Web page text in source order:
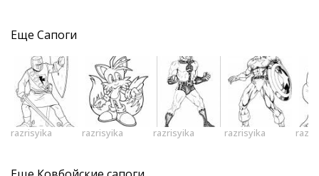
Еще Сапоги
razrisyika razrisyika razrisyika razrisyika